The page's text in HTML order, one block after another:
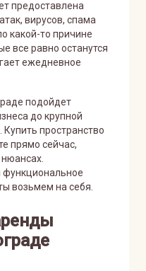
предоставлена
вирусов, спама
какой-то причине
все равно останутся
ежедневное
подойдет
до крупной
пространство
прямо сейчас,
возьмем на себя.